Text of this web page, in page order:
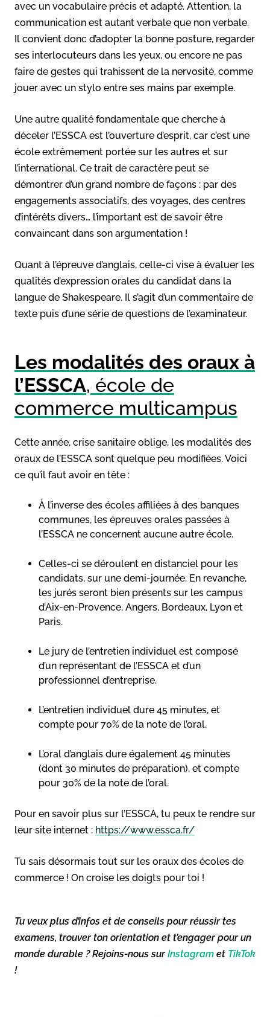
avec un vocabulaire précis et adapté. Attention, la
communication est autant verbale que non verbale.
Il convient donc d’adopter la bonne posture, regarder
ses interlocuteurs dans les yeux, ou encore ne pas
faire de gestes qui trahissent de la nervosité, comme
jouer avec un stylo entre ses mains par exemple.
Une autre qualité fondamentale que cherche à
déceler l’ESSCA est l’ouverture d’esprit, car c’est une
école extrêmement portée sur les autres et sur
l’international. Ce trait de caractère peut se
démontrer d’un grand nombre de façons : par des
engagements associatifs, des voyages, des centres
d’intérêts divers… l’important est de savoir être
convaincant dans son argumentation !
Quant à l’épreuve d’anglais, celle-ci vise à évaluer les
qualités d’expression orales du candidat dans la
langue de Shakespeare. Il s’agit d’un commentaire de
texte puis d’une série de questions de l’examinateur.
Les modalités des oraux à
l’ESSCA, école de
commerce multicampus
Cette année, crise sanitaire oblige, les modalités des
oraux de l’ESSCA sont quelque peu modifiées. Voici
ce qu’il faut avoir en tête :
À l’inverse des écoles affiliées à des banques
communes, les épreuves orales passées à
l’ESSCA ne concernent aucune autre école.
Celles-ci se déroulent en distanciel pour les
candidats, sur une demi-journée. En revanche,
les jurés seront bien présents sur les campus
d’Aix-en-Provence, Angers, Bordeaux, Lyon et
Paris.
Le jury de l’entretien individuel est composé
d’un représentant de l’ESSCA et d’un
professionnel d’entreprise.
L’entretien individuel dure 45 minutes, et
compte pour 70% de la note de l’oral.
L’oral d’anglais dure également 45 minutes
(dont 30 minutes de préparation), et compte
pour 30% de la note de l’oral.
Pour en savoir plus sur l’ESSCA, tu peux te rendre sur
leur site internet : https://www.essca.fr/
Tu sais désormais tout sur les oraux des écoles de
commerce ! On croise les doigts pour toi !
Tu veux plus d’infos et de conseils pour réussir tes
examens, trouver ton orientation et t’engager pour un
monde durable ? Rejoins-nous surInstagram et TikTok
!